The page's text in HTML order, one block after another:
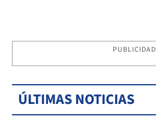
PUBLICIDAD
ÚLTIMAS NOTICIAS